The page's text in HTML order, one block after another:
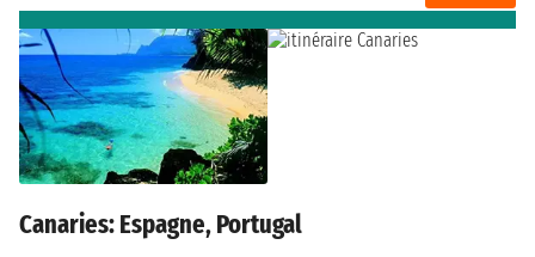
Canaries: Espagne, Portugal